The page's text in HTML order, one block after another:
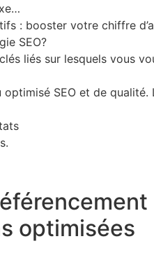
: booster votre chiffre
SEO?
liés sur lesquels vous
optimisé SEO et de
optimisées